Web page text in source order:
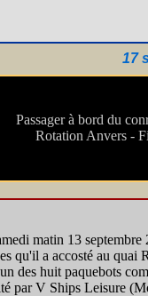
17
Passager à bord du
Rotation Anvers -
matin 13 septembre
qu'il a accosté au
des huit paquebots
par V Ships Leisure